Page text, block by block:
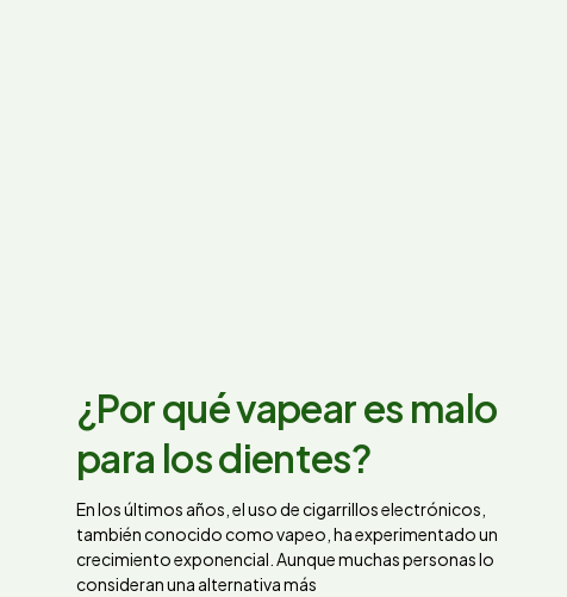
¿Por qué vapear es malo
para los dientes?
En los últimos años, el uso de cigarrillos electrónicos,
también conocido como vapeo, ha experimentado un
crecimiento exponencial. Aunque muchas personas lo
consideran una alternativa más